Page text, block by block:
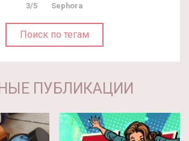
3/5 Sephora
Поиск по тегам
ПУБЛИКАЦИИ